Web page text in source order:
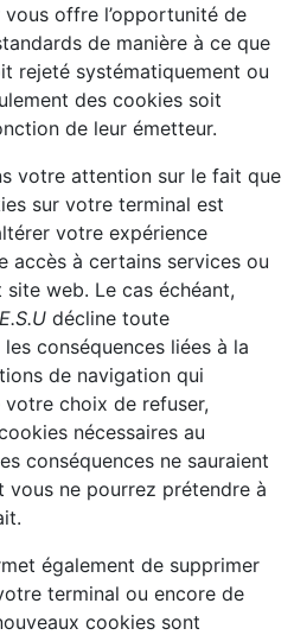
offre l’opportunité de
de manière à ce que
rejeté systématiquement ou
des cookies soit
de leur émetteur.
votre attention sur le fait que
sur votre terminal est
votre expérience
accès à certains services ou
web. Le cas échéant,
décline toute
conséquences liées à la
de navigation qui
choix de refuser,
nécessaires au
conséquences ne sauraient
ne pourrez prétendre à
également de supprimer
terminal ou encore de
cookies sont